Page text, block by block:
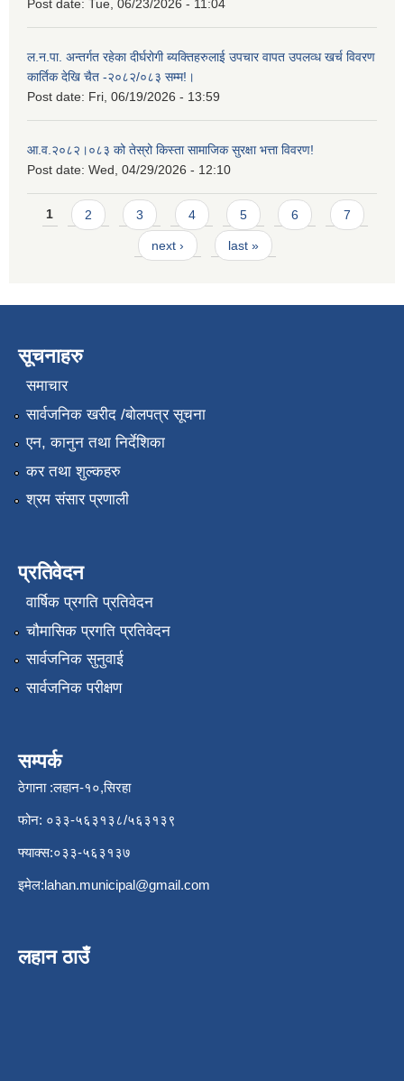
Post date: Tue, 06/23/2026 - 11:04
ल.न.पा. अन्तर्गत रहेका दीर्घरोगी ब्यक्तिहरुलाई उपचार वापत उपलव्ध खर्च विवरण
कार्तिक देखि चैत -२०८२/०८३ सम्म!।
Post date: Fri, 06/19/2026 - 13:59
आ.व.२०८२।०८३ को तेस्रो किस्ता सामाजिक सुरक्षा भत्ता विवरण!
Post date: Wed, 04/29/2026 - 12:10
Pages
1 2 3 4 5 6 7
next › last »
सूचनाहरु
समाचार
सार्वजनिक खरीद /बोलपत्र सूचना
एन, कानुन तथा निर्देशिका
कर तथा शुल्कहरु
श्रम संसार प्रणाली
प्रतिवेदन
वार्षिक प्रगति प्रतिवेदन
चौमासिक प्रगति प्रतिवेदन
सार्वजनिक सुनुवाई
सार्वजनिक परीक्षण
सम्पर्क
ठेगाना :लहान-१०,सिरहा
फोन: ०३३-५६३१३८/५६३१३९
फ्याक्स:०३३-५६३१३७
इमेल:lahan.municipal@gmail.com
लहान ठाउँ